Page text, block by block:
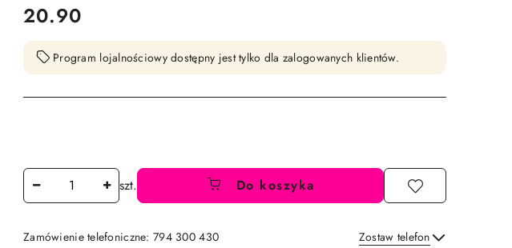
cena:
20.90
Program lojalnościowy dostępny jest tylko dla zalogowanych klientów.
Ilość szt. Do koszyka
Zamówienie telefoniczne: 794 300 430 Zostaw telefon